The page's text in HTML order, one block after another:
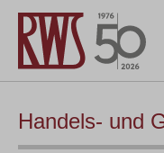
Handels- und